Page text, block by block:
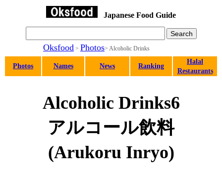
Japanese Food Guide
Oksfood > Photos> Alcoholic Drinks
Photos Names News Ranking
Halal
Restaurants
Alcoholic Drinks6
アルコール飲料
(Arukoru Inryo)